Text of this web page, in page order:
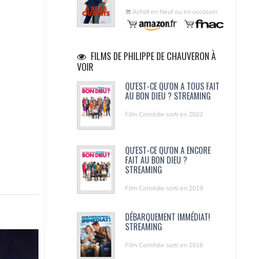
Achat en Neuf ou en occasion
FILMS DE PHILIPPE DE CHAUVERON À
VOIR
QU'EST-CE QU'ON A TOUS FAIT
AU BON DIEU ? STREAMING
Film Comédie sorti en 2022
QU'EST-CE QU'ON A ENCORE
FAIT AU BON DIEU ?
STREAMING
Film Comédie sorti en 2019
DÉBARQUEMENT IMMÉDIAT!
STREAMING
Film Comédie sorti en 2016